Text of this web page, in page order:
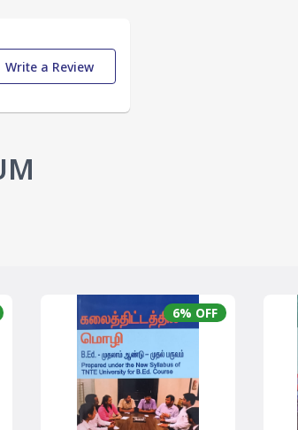
Write a Review
6% OFF